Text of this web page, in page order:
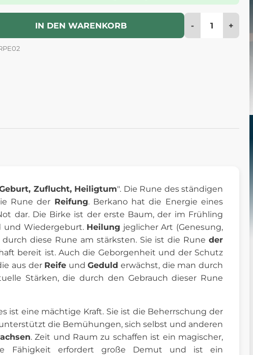
IN DEN WARENKORB - +
Zuflucht, Heiligtum". Die Rune des ständigen
Rune der Reifung. Berkano hat die Energie eines
dar. Die Birke ist der erste Baum, der im Frühling
und Wiedergeburt. Heilung jeglicher Art (Genesung,
diese Rune am stärksten. Sie ist die Rune der
bereit ist. Auch die Geborgenheit und der Schutz
aus der Reife undGeduld erwächst, die man durch
Stärken, die durch den Gebrauch dieser Rune
ist eine mächtige Kraft. Sie ist die Beherrschung der
die Bemühungen, sich selbst und anderen
. Zeit und Raum zu schaffen ist ein magischer,
Fähigkeit erfordert große Demut und ist ein